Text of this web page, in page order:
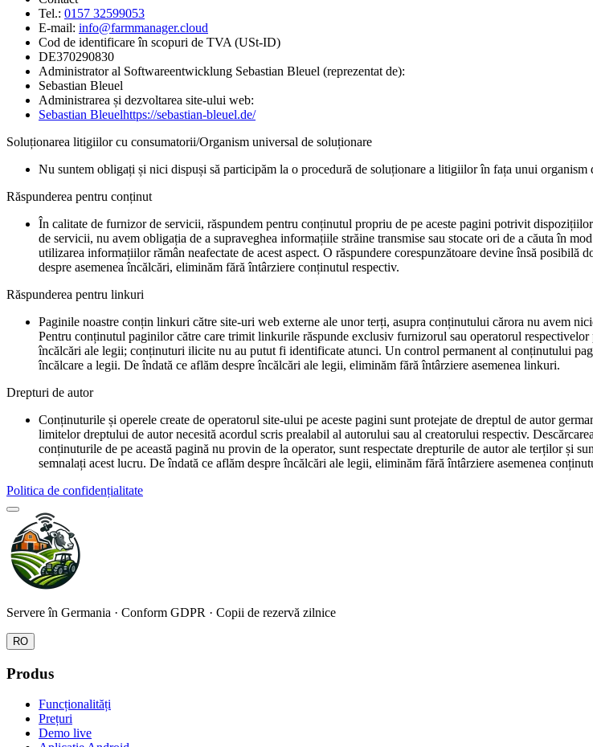
Tel.: 0157 32599053
E-mail: info@farmmanager.cloud
Cod de identificare în scopuri de TVA (USt-ID)
DE370290830
Administrator al Softwareentwicklung Sebastian Bleuel (reprezentat de):
Sebastian Bleuel
Administrarea și dezvoltarea site-ului web:
Sebastian Bleuelhttps://sebastian-bleuel.de/
Soluționarea litigiilor cu consumatorii/Organism universal de soluționare
Nu suntem obligați și nici dispuși să participăm la o procedură de soluționare a litigiilor în fața unui
Răspunderea pentru conținut
În calitate de furnizor de servicii, răspundem pentru conținutul propriu de pe aceste pagini potrivit
de servicii, nu avem obligația de a supraveghea informațiile străine transmise sau stocate ori de a căuta în
utilizarea informațiilor rămân neafectate de acest aspect. O răspundere corespunzătoare devine însă
despre asemenea încălcări, eliminăm fără întârziere conținutul respectiv.
Răspunderea pentru linkuri
Paginile noastre conțin linkuri către site-uri web externe ale unor terți, asupra conținutului cărora nu avem
Pentru conținutul paginilor către care trimit linkurile răspunde exclusiv furnizorul sau operatorul
încălcări ale legii; conținuturi ilicite nu au putut fi identificate atunci. Un control permanent al conținutului
încălcare a legii. De îndată ce aflăm despre încălcări ale legii, eliminăm fără întârziere asemenea linkuri.
Drepturi de autor
Conținuturile și operele create de operatorul site-ului pe aceste pagini sunt protejate de dreptul de autor
limitelor dreptului de autor necesită acordul scris prealabil al autorului sau al creatorului respectiv.
conținuturile de pe această pagină nu provin de la operator, sunt respectate drepturile de autor ale terților și
semnalați acest lucru. De îndată ce aflăm despre încălcări ale legii, eliminăm fără întârziere asemenea
Politica de confidențialitate
Servere în Germania · Conform GDPR · Copii de rezervă zilnice
RO
Produs
Funcționalități
Prețuri
Demo live